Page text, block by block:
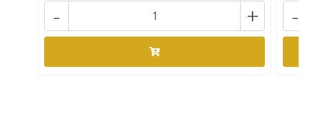
+
- -